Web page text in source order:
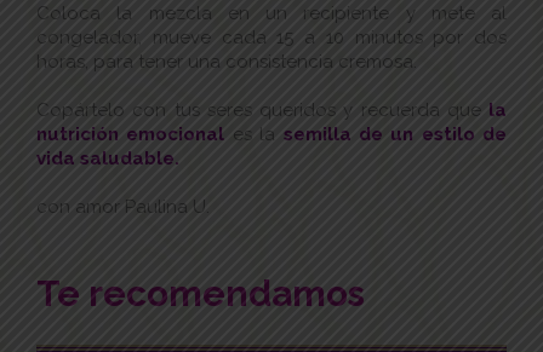
Coloca la mezcla en un recipiente y mete al
congelador, mueve cada 15 a 10 minutos por dos
horas, para tener una consistencia cremosa.
Copártelo con tus seres queridos y recuerda que la
nutrición emocional es la semilla de un estilo de
vida saludable.
con amor Paulina U.
Te recomendamos